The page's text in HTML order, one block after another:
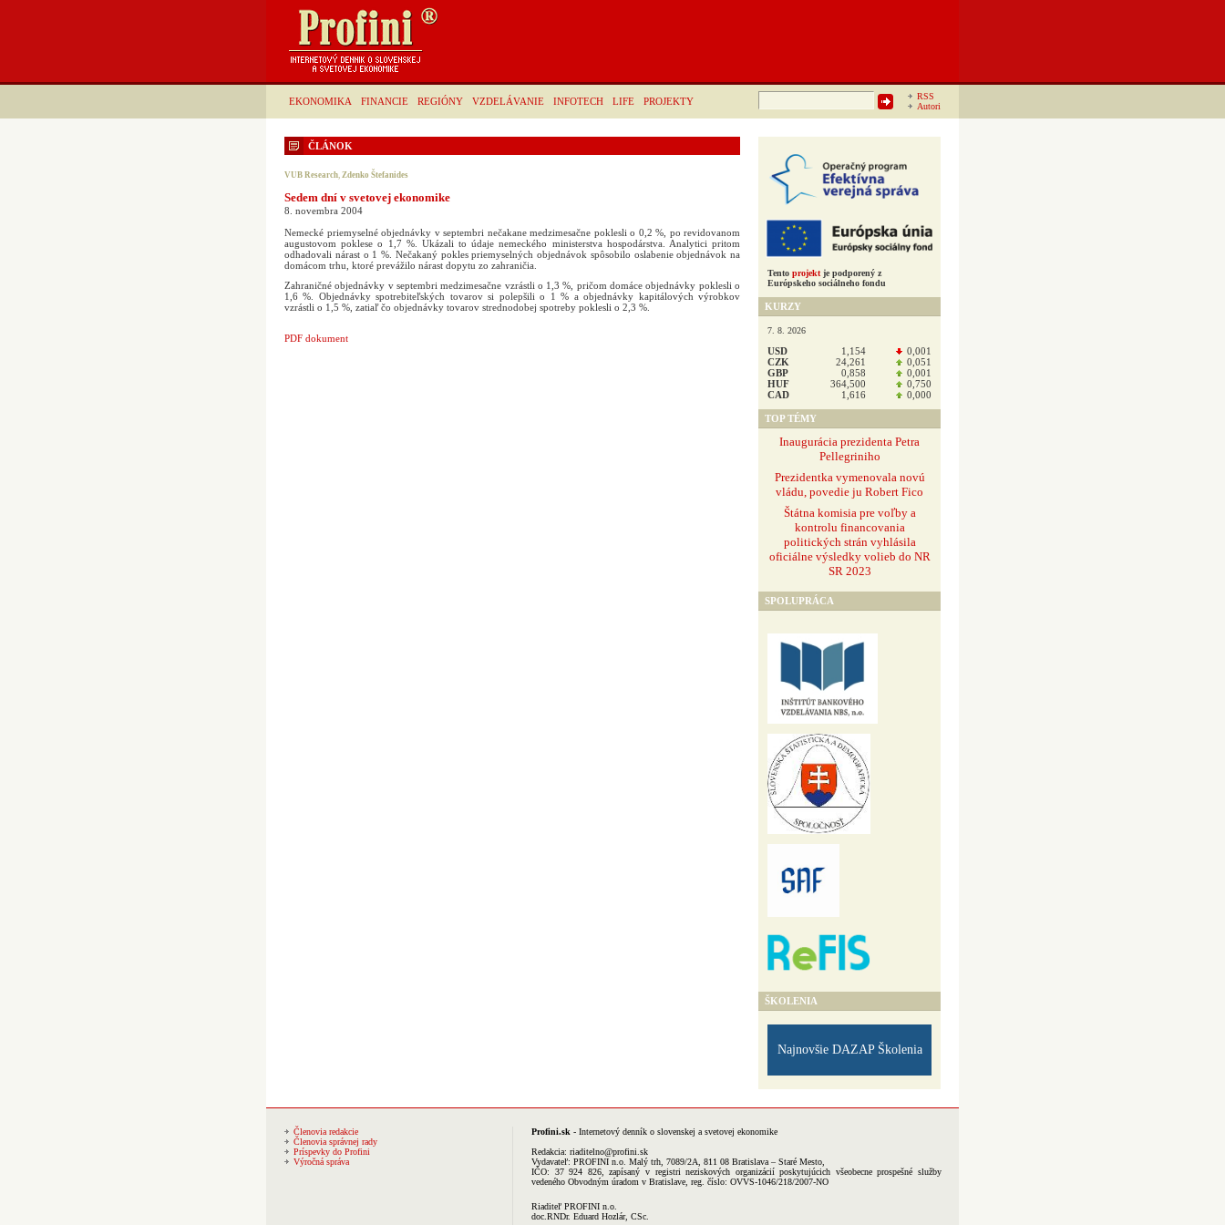
EKONOMIKA FINANCIE REGIÓNY VZDELÁVANIE INFOTECH LIFE PROJEKTY
RSS
Autori
Hľadať:
ČLÁNOK
VUB Research, Zdenko Štefanides
Sedem dní v svetovej ekonomike
8. novembra 2004
Nemecké priemyselné objednávky v septembri nečakane medzimesačne poklesli o 0,2 %, po revidovanom
augustovom poklese o 1,7 %. Ukázali to údaje nemeckého ministerstva hospodárstva. Analytici pritom
odhadovali nárast o 1 %. Nečakaný pokles priemyselných objednávok spôsobilo oslabenie objednávok na
domácom trhu, ktoré prevážilo nárast dopytu zo zahraničia.
Zahraničné objednávky v septembri medzimesačne vzrástli o 1,3 %, pričom domáce objednávky poklesli o
1,6 %. Objednávky spotrebiteľských tovarov si polepšili o 1 % a objednávky kapitálových výrobkov
vzrástli o 1,5 %, zatiaľ čo objednávky tovarov strednodobej spotreby poklesli o 2,3 %.
PDF dokument
Tento projekt je podporený z
Európskeho sociálneho fondu
KURZY
7. 8. 2026
USD 1,154
0,001
CZK
24,261
0,051
GBP
0,858
0,001
HUF
364,500
0,750
CAD
1,616 0,000
TOP TÉMY
Inaugurácia prezidenta Petra
Pellegriniho
Prezidentka vymenovala novú
vládu, povedie ju Robert Fico
Štátna komisia pre voľby a
kontrolu financovania
politických strán vyhlásila
oficiálne výsledky volieb do NR
SR 2023
SPOLUPRÁCA
ŠKOLENIA
Najnovšie DAZAP Školenia
Členovia redakcie
Členovia správnej rady
Príspevky do Profini
Výročná správa
Profini.sk - Internetový denník o slovenskej a svetovej ekonomike
Redakcia: riaditelno@profini.sk
Vydavateľ: PROFINI n.o. Malý trh, 7089/2A, 811 08 Bratislava – Staré Mesto,
IČO: 37 924 826, zapísaný v registri neziskových organizácií poskytujúcich všeobecne prospešné služby
vedeného Obvodným úradom v Bratislave, reg. číslo: OVVS-1046/218/2007-NO
Riaditeľ PROFINI n.o.
doc.RNDr. Eduard Hozlár, CSc.